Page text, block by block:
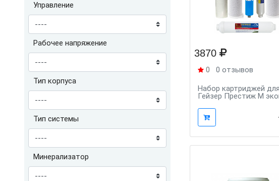
Управление
Рабочее напряжение
Тип корпуса
Тип системы
Минерализатор
3870
0 0 отзывов
Набор картриджей для
Гейзер Престиж М